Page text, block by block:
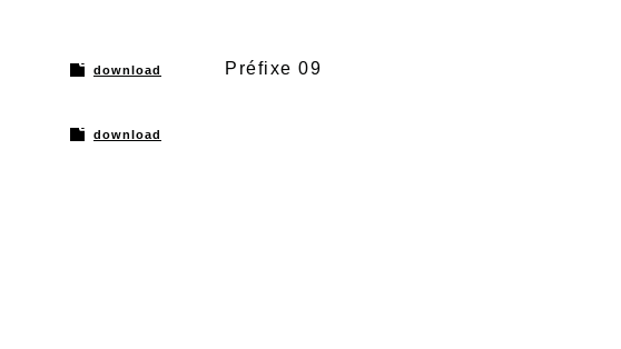
download Préfixe 09
download